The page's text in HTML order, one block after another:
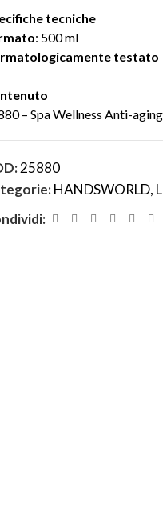
tecniche
: 500 ml
testato
– Spa Wellness Anti-
25880
HANDSWORLD,